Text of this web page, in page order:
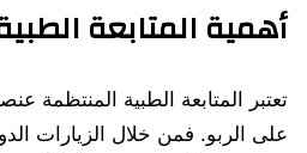
أهمية المتابعة
تعتبر المتابعة الطبية المنتظمة
على الربو. فمن خلال الزيارات